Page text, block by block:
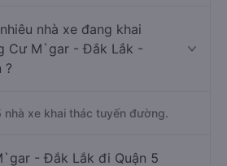
nhà xe đang khai
Cư M`gar - Đắk Lắk -
?
nhà xe khai thác tuyến đường.
- Đắk Lắk đi Quận 5